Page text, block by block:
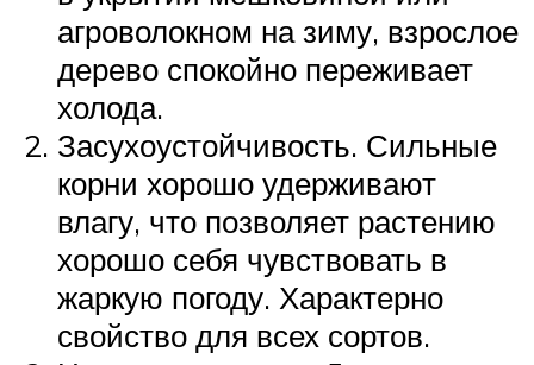
агроволокном на зиму, взрослое
дерево спокойно переживает
холода.
Засухоустойчивость. Сильные
корни хорошо удерживают
влагу, что позволяет растению
хорошо себя чувствовать в
жаркую погоду. Характерно
свойство для всех сортов.